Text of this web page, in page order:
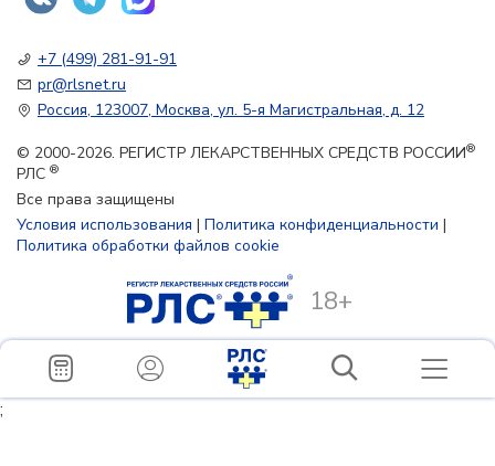
+7 (499) 281-91-91
pr@rlsnet.ru
Россия, 123007, Москва, ул. 5-я Магистральная, д. 12
© 2000-2026. РЕГИСТР ЛЕКАРСТВЕННЫХ СРЕДСТВ РОССИИ®
РЛС ®
Все права защищены
Условия использования | Политика конфиденциальности |
Политика обработки файлов cookie
18+
;